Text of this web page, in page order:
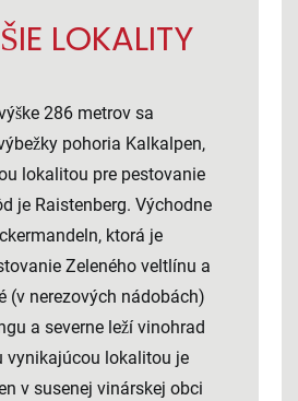
LOKALITY
286 metrov sa
pohoria Kalkalpen,
lokalitou pre pestovanie
je Raistenberg. Východne
ktorá je
Zeleného veltlínu a
(v nerezových nádobách)
a severne leží vinohrad
vynikajúcou lokalitou je
v susenej vinárskej obci